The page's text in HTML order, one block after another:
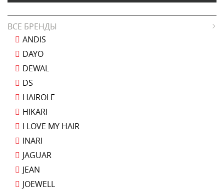
ВСЕ БРЕНДЫ
ANDIS
DAYO
DEWAL
DS
HAIROLE
HIKARI
I LOVE MY HAIR
INARI
JAGUAR
JEAN
JOEWELL